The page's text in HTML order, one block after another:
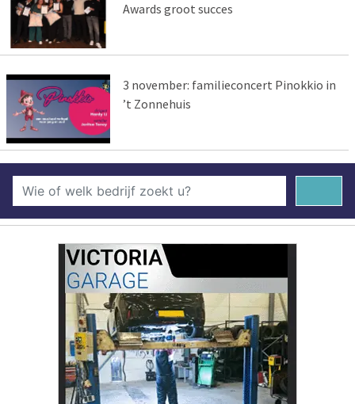
Awards groot succes
3 november: familieconcert Pinokkio in
’t Zonnehuis